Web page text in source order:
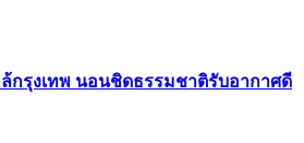
กรุงเทพ นอนชิดธรรมชาติรับอากาศดี